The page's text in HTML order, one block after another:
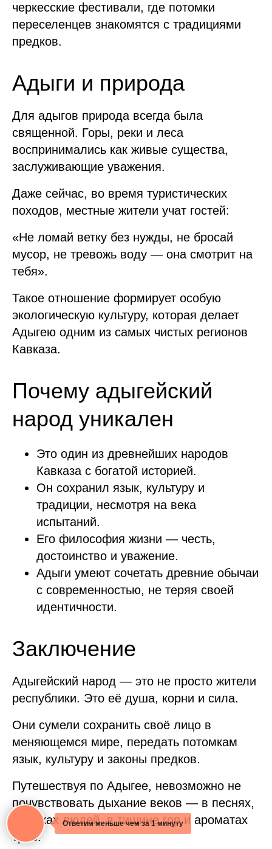
черкесские фестивали, где потомки
переселенцев знакомятся с традициями
предков.
Адыги и природа
Для адыгов природа всегда была
священной. Горы, реки и леса
воспринимались как живые существа,
заслуживающие уважения.
Даже сейчас, во время туристических
походов, местные жители учат гостей:
«Не ломай ветку без нужды, не бросай
мусор, не тревожь воду — она смотрит на
тебя».
Такое отношение формирует особую
экологическую культуру, которая делает
Адыгею одним из самых чистых регионов
Кавказа.
Почему адыгейский
народ уникален
Это один из древнейших народов
Кавказа с богатой историей.
Он сохранил язык, культуру и
традиции, несмотря на века
испытаний.
Его философия жизни — честь,
достоинство и уважение.
Адыги умеют сочетать древние обычаи
с современностью, не теряя своей
идентичности.
Заключение
Адыгейский народ — это не просто жители
республики. Это её душа, корни и сила.
Они сумели сохранить своё лицо в
меняющемся мире, передать потомкам
язык, культуру и законы предков.
Путешествуя по Адыгее, невозможно не
почувствовать дыхание веков — в песнях,
улыбках людей, в тишине гор и ароматах
трав.
Ответим меньше чем за 1 минуту